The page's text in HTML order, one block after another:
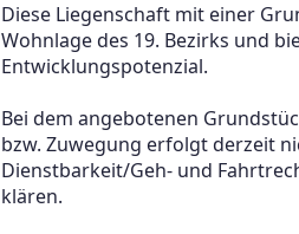
Diese Liegenschaft mit einer
Wohnlage des 19. Bezirks und
Entwicklungspotenzial.
Bei dem angebotenen
bzw. Zuwegung erfolgt derzeit
Dienstbarkeit/Geh- und
klären.